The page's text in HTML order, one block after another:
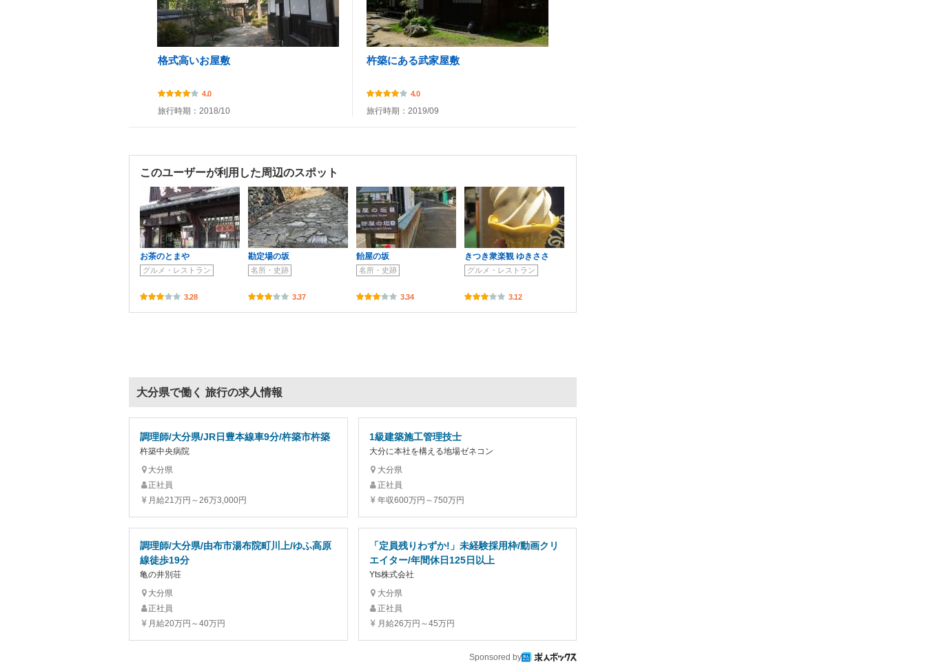
格式高いお屋敷
4.0
旅行時期：2018/10
杵築にある武家屋敷
4.0
旅行時期：2019/09
このユーザーが利用した周辺のスポット
お茶のとまや
グルメ・レストラン
3.28
勘定場の坂
名所・史跡
3.37
飴屋の坂
名所・史跡
3.34
きつき衆楽観 ゆきささ
グルメ・レストラン
3.12
大分県で働く 旅行の求人情報
調理師/大分県/JR日豊本線車9分/杵築市杵築
杵築中央病院
大分県
正社員
月給21万円～26万3,000円
1級建築施工管理技士
大分に本社を構える地場ゼネコン
大分県
正社員
年収600万円～750万円
調理師/大分県/由布市湯布院町川上/ゆふ高原
線徒歩19分
亀の井別荘
大分県
正社員
月給20万円～40万円
「定員残りわずか!」未経験採用枠/動画クリ
エイター/年間休日125日以上
Yts株式会社
大分県
正社員
月給26万円～45万円
Sponsored by